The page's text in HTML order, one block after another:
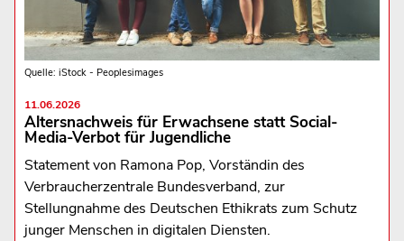
Quelle: iStock - Peoplesimages
11.06.2026
Altersnachweis für Erwachsene statt Social-
Media-Verbot für Jugendliche
Statement von Ramona Pop, Vorständin des
Verbraucherzentrale Bundesverband, zur
Stellungnahme des Deutschen Ethikrats zum Schutz
junger Menschen in digitalen Diensten.